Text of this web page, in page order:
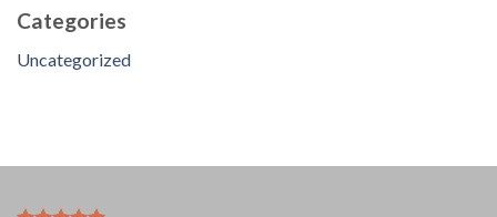
Categories
Uncategorized